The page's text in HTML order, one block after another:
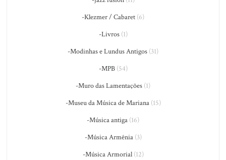
-Klezmer / Cabaret (6)
-Livros(1)
-Modinhas e Lundus Antigos (31)
-MPB(54)
-Muro das Lamentações (1)
-Museu da Música de Mariana(15)
-Música antiga (16)
-Música Armênia(3)
-Música Armorial(12)